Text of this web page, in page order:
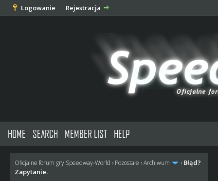
Logowanie Rejestracja
HOME SEARCH MEMBER LIST HELP
Oficjalne forum gry Speedway-World › Pozostałe ›Archiwum › Błąd?
Zapytanie.